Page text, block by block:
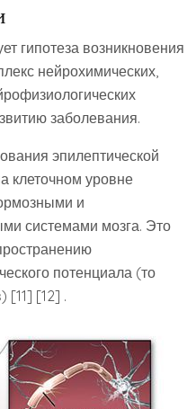
гипотеза возникновения
нейрохимических,
заболевания.
эпилептической
клеточном уровне
и
системами мозга. Это
потенциала (то
[11] [12] .